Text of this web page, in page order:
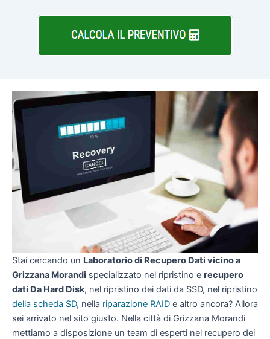
Stai cercando un Laboratorio di Recupero Dati vicino a
Grizzana Morandi specializzato nel ripristino e recupero
dati Da Hard Disk, nel ripristino dei dati da SSD, nel ripristino
della scheda SD, nella riparazione RAID e altro ancora? Allora
sei arrivato nel sito giusto. Nella città di Grizzana Morandi
mettiamo a disposizione un team di esperti nel recupero dei